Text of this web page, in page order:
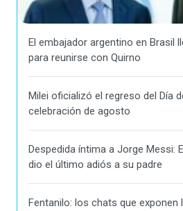
El embajador argentino en Brasil
para reunirse con Quirno
Milei oficializó el regreso del Día
celebración de agosto
Despedida íntima a Jorge Messi:
dio el último adiós a su padre
Fentanilo: los chats que exponen